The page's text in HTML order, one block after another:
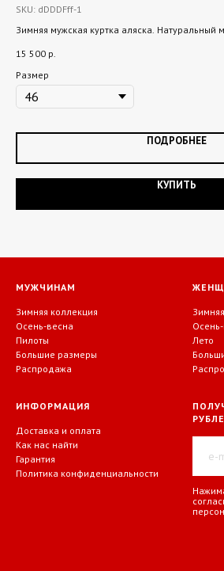
SKU: dDDDFff-1
Зимняя мужская куртка аляска. Натуральный
15 500 р.
Размер
ПОДРОБНЕЕ
КУПИТЬ
МУЖЧИНАМ
Зимняя коллекция
Осень-весна
Пилоты
Большие размеры
Распродажа
Лето
ИНФОРМАЦИЯ
Доставка и оплата
Как нас найти
Гарантия
Политика конфиденциальности